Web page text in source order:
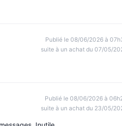
Publié le 08/06/2026 à
suite à un achat du 07/05/
Publié le 08/06/2026 à
suite à un achat du 23/05/